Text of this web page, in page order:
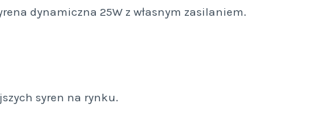
dynamiczna 25W z własnym zasilaniem.
syren na rynku.